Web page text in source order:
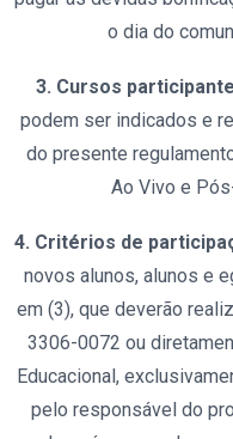
o dia do
3. Cursos
podem ser indicados e
do presente
Ao Vivo e
4. Critérios de
novos alunos, alunos e
em (3), que deverão
3306-0072 ou
Educacional,
pelo responsável do